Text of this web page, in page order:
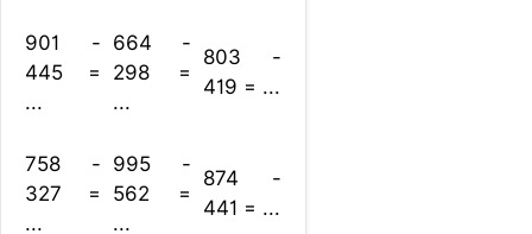
901 -
445 =
...
664 -
298 =
...
803 -
419 = ...
758 -
327 =
...
995 -
562 =
...
874 -
441 = ...